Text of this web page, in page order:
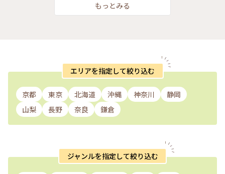
もっとみる
エリアを指定して絞り込む
京都 東京 北海道 沖縄 神奈川
静岡
山梨
長野 奈良 鎌倉
ジャンルを指定して絞り込む